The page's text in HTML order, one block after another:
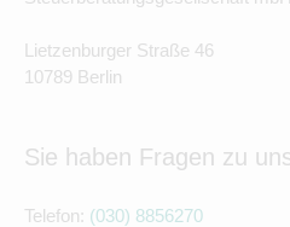
Lietzenburger Straße 46
10789 Berlin
Sie haben Fragen zu
Telefon: (030) 8856270